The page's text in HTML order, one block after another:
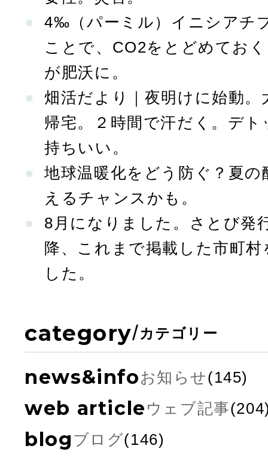
4‰（パーミル）イニシアチ
ことで、CO2をとどめてお
が肥沃に。
畑活だより｜夜明けに始動
帰宅。２時間で汗だく。デ
持ちいい。
地球温暖化をどう防ぐ？夏
えるチャンスかも。
8月になりました。さとび発
降、これまで掲載した市町
した。
category/カテゴリー
news&infoお知らせ(145)
web article ウェブ記事
blog ブログ(146)